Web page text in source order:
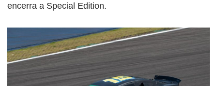
encerra a Special Edition.